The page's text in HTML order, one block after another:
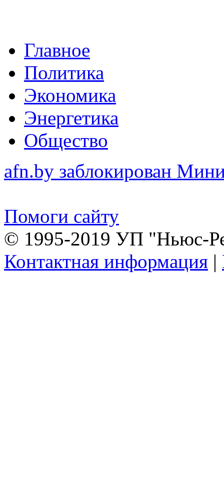
Главное
Политика
Экономика
Энергетика
Общество
afn.by заблокирован
Помоги сайту
© 1995-2019 УП "Ньюс-
Контактная информация |